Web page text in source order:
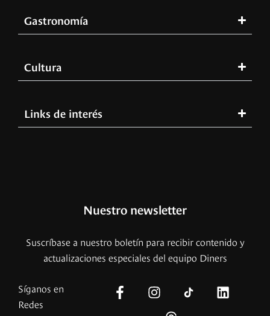
Gastronomía
Cultura
Links de interés
Nuestro newsletter
Suscríbase a nuestro boletín para recibir contenido y
actualizaciones especiales del equipo Diners
Síganos en
Redes